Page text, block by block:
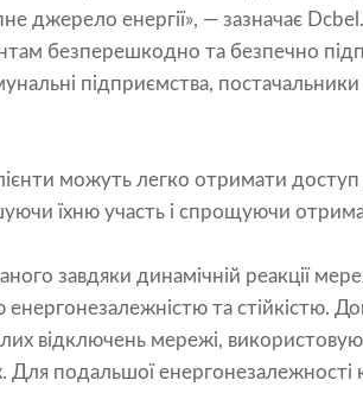
джерело енергії», — зазначає
безперешкодно та безпечно
підприємства,
можуть легко отримати
їхню участь і спрощуючи
завдяки динамічній реакції
та стійкістю.
відключень мережі,
Для подальшої